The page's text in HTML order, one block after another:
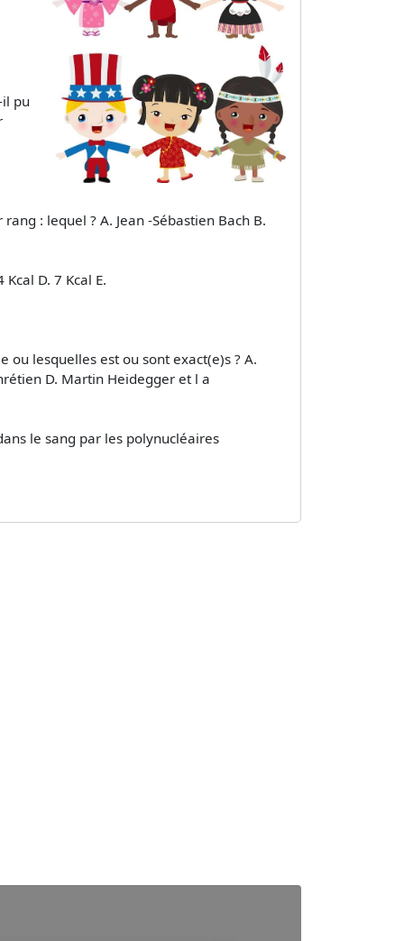
pu
: lequel ? A. Jean -Sébastien Bach B.
D. 7 Kcal E.
lesquelles est ou sont exact(e)s ? A.
D. Martin Heidegger et l a
le sang par les polynucléaires